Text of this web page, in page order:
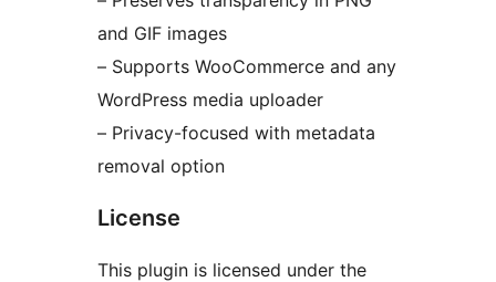
and GIF images
– Supports WooCommerce and any
WordPress media uploader
– Privacy-focused with metadata
removal option
License
This plugin is licensed under the